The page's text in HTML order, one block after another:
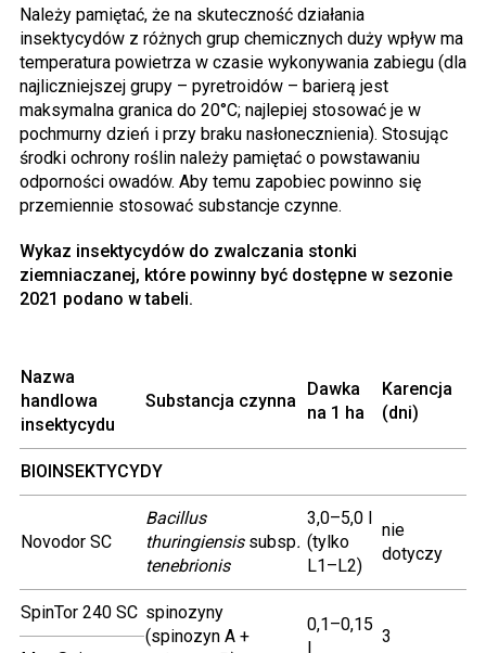
Należy pamiętać, że na skuteczność działania
insektycydów z różnych grup chemicznych duży wpływ ma
temperatura powietrza w czasie wykonywania zabiegu (dla
najliczniejszej grupy – pyretroidów – barierą jest
maksymalna granica do 20°C; najlepiej stosować je w
pochmurny dzień i przy braku nasłonecznienia). Stosując
środki ochrony roślin należy pamiętać o powstawaniu
odporności owadów. Aby temu zapobiec powinno się
przemiennie stosować substancje czynne.
Wykaz insektycydów do zwalczania stonki
ziemniaczanej, które powinny być dostępne w sezonie
2021 podano w tabeli.
Nazwa
handlowa
insektycydu
Substancja czynna
Dawka
na 1 ha
Karencja
(dni)
BIOINSEKTYCYDY
Novodor SC
Bacillus
thuringiensissubsp.
tenebrionis
3,0–5,0 l
(tylko
L1–L2)
nie
dotyczy
SpinTor 240 SC spinozyny
(spinozyn A +
0,1–0,15
l
3